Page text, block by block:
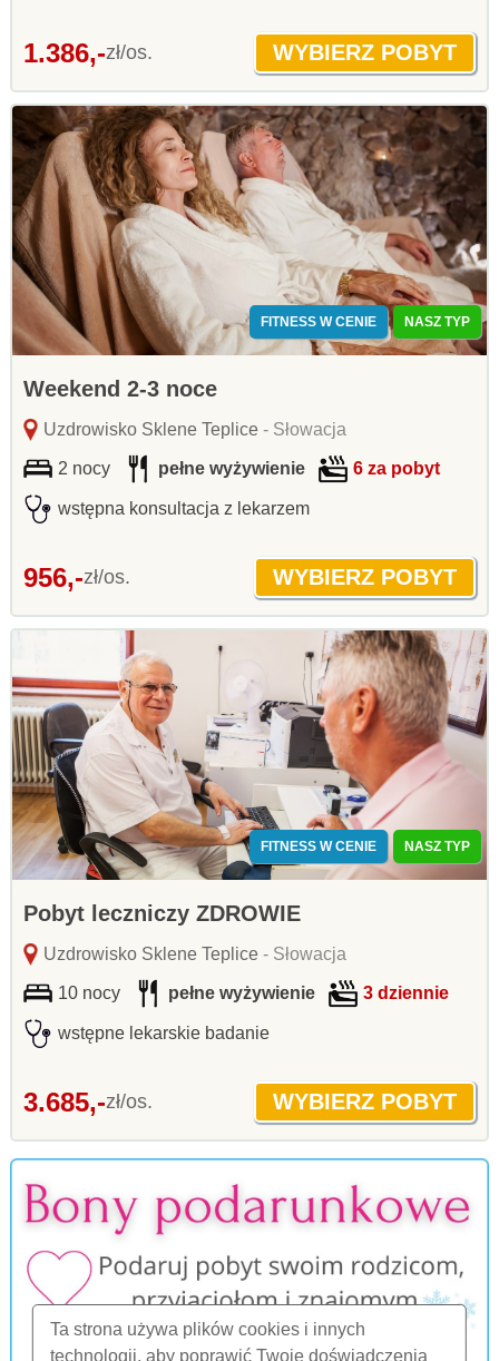
Ta strona używa plików cookies i innych
technologii, aby poprawić Twoje doświadczenia
1.386,-zł/os.
FITNESS W CENIE NASZ TYP
Weekend 2-3 noce
Uzdrowisko Sklene Teplice- Słowacja
2 nocy pełne wyżywienie 6 za pobyt
wstępna konsultacja z lekarzem
956,-zł/os.
FITNESS W CENIE NASZ TYP
Pobyt leczniczy ZDROWIE
Uzdrowisko Sklene Teplice- Słowacja
10 nocy pełne wyżywienie 3 dziennie
wstępne lekarskie badanie
3.685,-zł/os.